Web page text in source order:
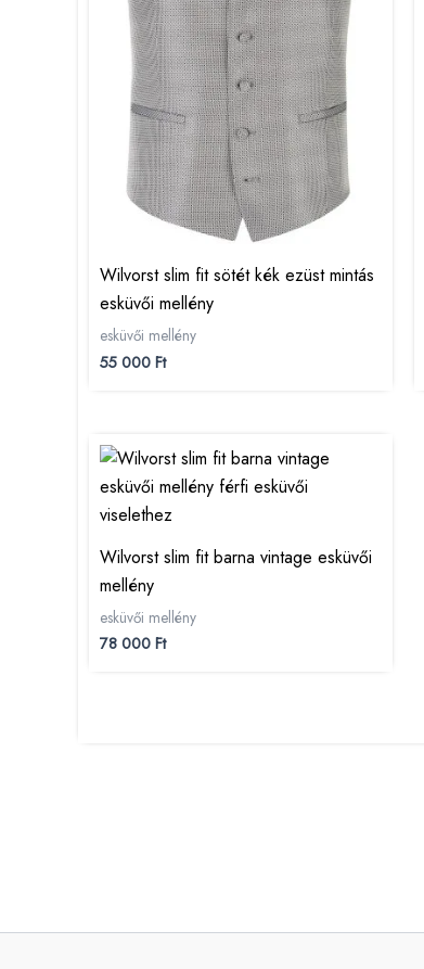
Wilvorst slim fit sötét kék ezüst mintás
esküvői mellény
esküvői mellény
55 000 Ft
Wilvorst slim fit barna vintage esküvői
mellény
esküvői mellény
78 000 Ft